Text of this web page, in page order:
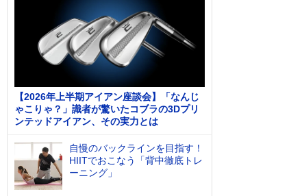
【2026年上半期アイアン座談会】「なんじ
ゃこりゃ？」識者が驚いたコブラの3Dプリ
ンテッドアイアン、その実力とは
自慢のバックラインを目指す！
HIITでおこなう「背中徹底トレ
ーニング」